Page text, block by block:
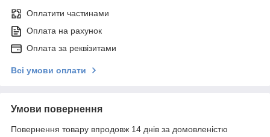
Оплатити частинами
Оплата на рахунок
Оплата за реквізитами
Всі умови оплати
Умови повернення
Повернення товару впродовж 14 днів за домовленістю